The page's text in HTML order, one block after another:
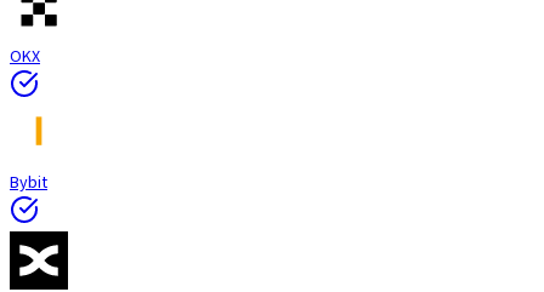
OKX
Bybit